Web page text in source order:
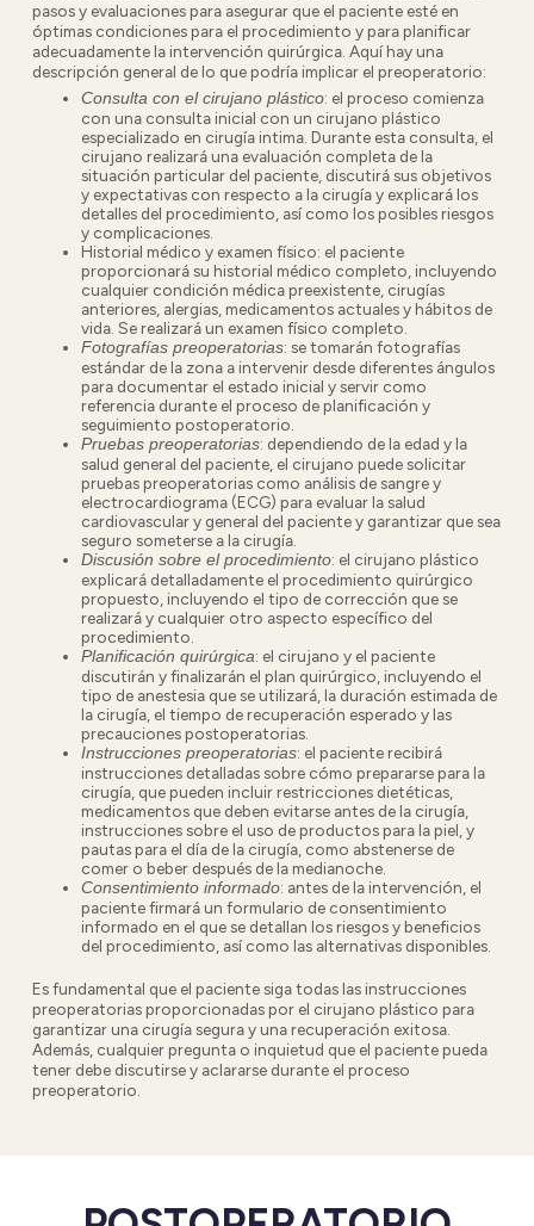
pasos y evaluaciones para asegurar que el paciente esté en
óptimas condiciones para el procedimiento y para planificar
adecuadamente la intervención quirúrgica. Aquí hay una
descripción general de lo que podría implicar el preoperatorio:
Consulta con el cirujano plástico: el proceso comienza
con una consulta inicial con un cirujano plástico
especializado en cirugía intima. Durante esta consulta, el
cirujano realizará una evaluación completa de la
situación particular del paciente, discutirá sus objetivos
y expectativas con respecto a la cirugía y explicará los
detalles del procedimiento, así como los posibles riesgos
y complicaciones.
Historial médico y examen físico: el paciente
proporcionará su historial médico completo, incluyendo
cualquier condición médica preexistente, cirugías
anteriores, alergias, medicamentos actuales y hábitos de
vida. Se realizará un examen físico completo.
Fotografías preoperatorias: se tomarán fotografías
estándar de la zona a intervenir desde diferentes ángulos
para documentar el estado inicial y servir como
referencia durante el proceso de planificación y
seguimiento postoperatorio.
Pruebas preoperatorias: dependiendo de la edad y la
salud general del paciente, el cirujano puede solicitar
pruebas preoperatorias como análisis de sangre y
electrocardiograma (ECG) para evaluar la salud
cardiovascular y general del paciente y garantizar que sea
seguro someterse a la cirugía.
Discusión sobre el procedimiento: el cirujano plástico
explicará detalladamente el procedimiento quirúrgico
propuesto, incluyendo el tipo de corrección que se
realizará y cualquier otro aspecto específico del
procedimiento.
Planificación quirúrgica: el cirujano y el paciente
discutirán y finalizarán el plan quirúrgico, incluyendo el
tipo de anestesia que se utilizará, la duración estimada de
la cirugía, el tiempo de recuperación esperado y las
precauciones postoperatorias.
Instrucciones preoperatorias: el paciente recibirá
instrucciones detalladas sobre cómo prepararse para la
cirugía, que pueden incluir restricciones dietéticas,
medicamentos que deben evitarse antes de la cirugía,
instrucciones sobre el uso de productos para la piel, y
pautas para el día de la cirugía, como abstenerse de
comer o beber después de la medianoche.
Consentimiento informado: antes de la intervención, el
paciente firmará un formulario de consentimiento
informado en el que se detallan los riesgos y beneficios
del procedimiento, así como las alternativas disponibles.
Es fundamental que el paciente siga todas las instrucciones
preoperatorias proporcionadas por el cirujano plástico para
garantizar una cirugía segura y una recuperación exitosa.
Además, cualquier pregunta o inquietud que el paciente pueda
tener debe discutirse y aclararse durante el proceso
preoperatorio.